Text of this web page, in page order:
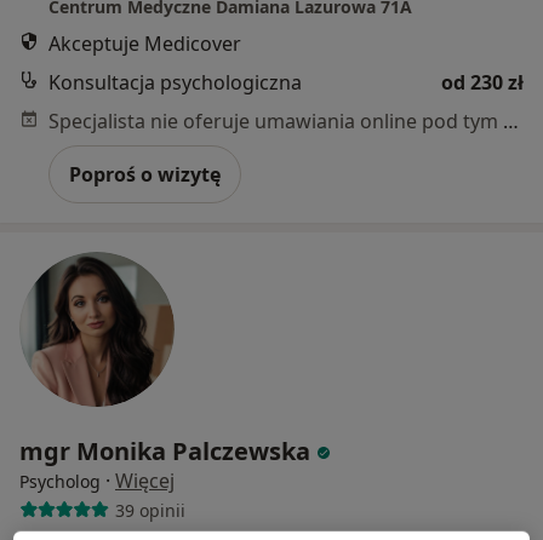
Centrum Medyczne Damiana Lazurowa 71A
Akceptuje Medicover
Konsultacja psychologiczna
od 230 zł
Specjalista nie oferuje umawiania online pod tym adresem.
Poproś o wizytę
mgr Monika Palczewska
Psycholog · Więcej
39 opinii